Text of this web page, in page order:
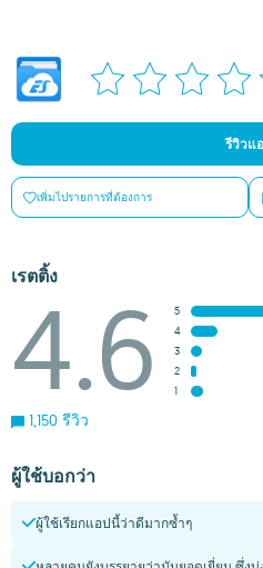
รีวิวแ
เพิ่มไปรายการที่ต้องการ
เรตติ้ง
4.6
5
4
3
2
1
1,150 รีวิว
ผู้ใช้บอกว่า
ผู้ใช้เรียกแอปนี้ว่าดีมากซ้ำๆ